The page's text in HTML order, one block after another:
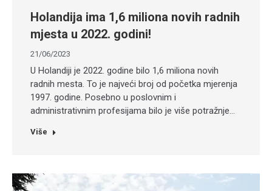
Holandija ima 1,6 miliona novih radnih
mjesta u 2022. godini!
21/06/2023
U Holandiji je 2022. godine bilo 1,6 miliona novih
radnih mesta. To je najveći broj od početka mjerenja
1997. godine. Posebno u poslovnim i
administrativnim profesijama bilo je više potražnje…
Više